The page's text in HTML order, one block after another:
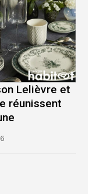
Lelièvre et
réunissent